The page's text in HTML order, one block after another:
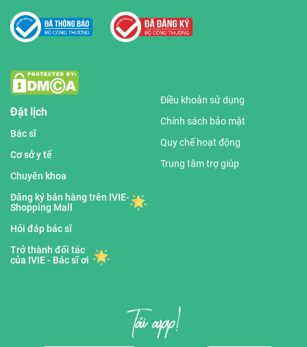
Đặt lịch
Bác sĩ
Cơ sở y tế
Chuyên khoa
Đăng ký bán hàng trên IVIE-
Shopping Mall
Hỏi đáp bác sĩ
Trở thành đối tác
của IVIE - Bác sĩ ơi
Điều khoản sử dụng
Chính sách bảo mật
Quy chế hoạt động
Trung tâm trợ giúp